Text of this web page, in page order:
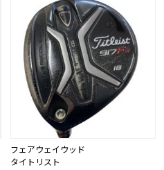
フェアウェイウッド
タイトリスト